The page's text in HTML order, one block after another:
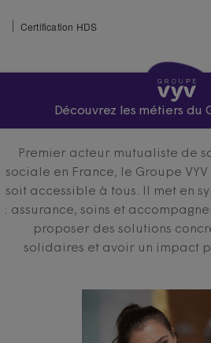
Certification HDS
Découvrez les métiers du
Premier acteur mutualiste de
sociale en France, le Groupe
soit accessible à tous. Il met en
: assurance, soins et
proposer des solutions
solidaires et avoir un impact